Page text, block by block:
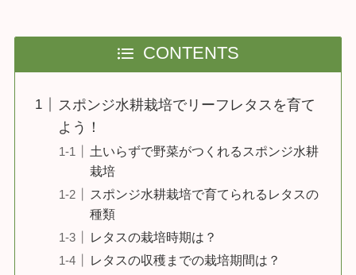
CONTENTS
スポンジ水耕栽培でリーフレタスを育て
よう！
土いらずで野菜がつくれるスポンジ水耕
栽培
スポンジ水耕栽培で育てられるレタスの
種類
レタスの栽培時期は？
レタスの収穫までの栽培期間は？